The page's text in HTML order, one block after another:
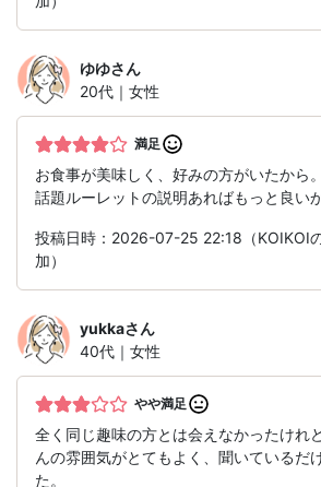
ゆゆさん
20代｜女性
満足
お食事が美味しく、好みの方がいたから。
話題ルーレットの説明あればもっと良い
投稿日時：2026-07-25 22:18（KOIKOI
加）
yukkaさん
40代｜女性
やや満足
全く同じ趣味の方とは会えなかったけれ
んの雰囲気がとてもよく、聞いているだ
た。